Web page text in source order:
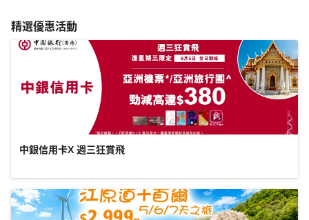
精選優惠活動
中銀信用卡X 週三狂賞飛